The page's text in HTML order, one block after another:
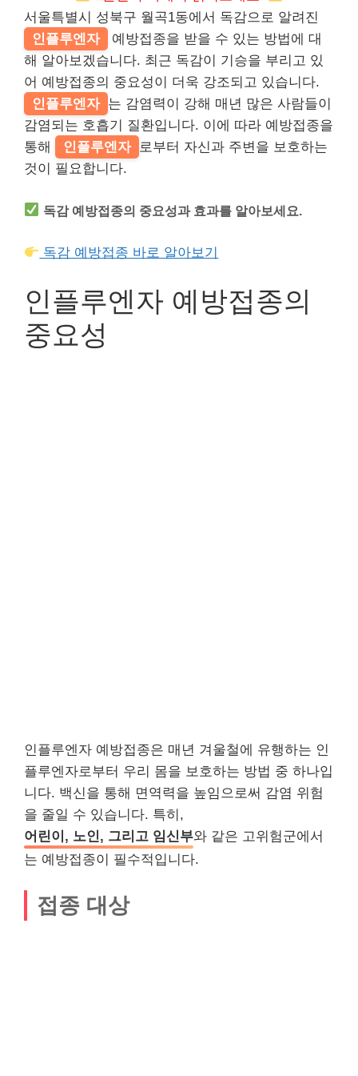
서울특별시 성북구 월곡1동에서 독감으로 알려진
인플루엔자
예방접종을 받을 수 있는 방법에 대
해 알아보겠습니다. 최근 독감이 기승을 부리고 있
어 예방접종의 중요성이 더욱 강조되고 있습니다.
인플루엔자 는 감염력이 강해 매년 많은 사람들이
감염되는 호흡기 질환입니다. 이에 따라 예방접종을
통해
인플루엔자 로부터 자신과 주변을 보호하는
것이 필요합니다.
독감 예방접종의 중요성과 효과를 알아보세요.
독감 예방접종 바로 알아보기
인플루엔자 예방접종의
중요성
인플루엔자 예방접종은 매년 겨울철에 유행하는 인
플루엔자로부터 우리 몸을 보호하는 방법 중 하나입
니다. 백신을 통해 면역력을 높임으로써 감염 위험
을 줄일 수 있습니다. 특히,
어린이, 노인, 그리고 임신부와 같은 고위험군에서
는 예방접종이 필수적입니다.
접종 대상